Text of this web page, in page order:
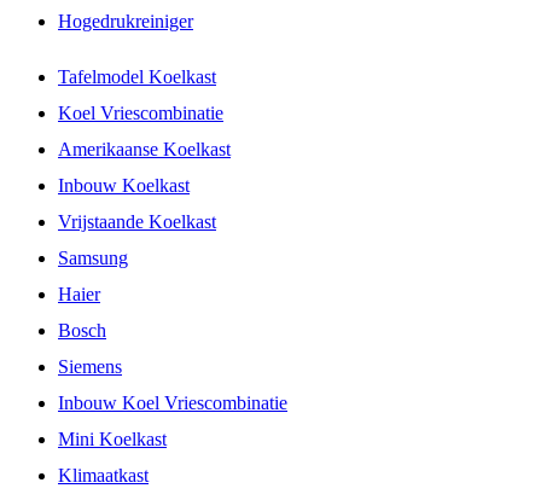
Hogedrukreiniger
Tafelmodel Koelkast
Koel Vriescombinatie
Amerikaanse Koelkast
Inbouw Koelkast
Vrijstaande Koelkast
Samsung
Haier
Bosch
Siemens
Inbouw Koel Vriescombinatie
Mini Koelkast
Klimaatkast